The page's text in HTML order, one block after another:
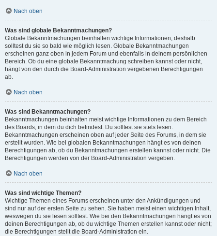
Nach oben
Was sind globale Bekanntmachungen?
Globale Bekanntmachungen beinhalten wichtige Informationen, deshalb
solltest du sie so bald wie möglich lesen. Globale Bekanntmachungen
erscheinen ganz oben in jedem Forum und ebenfalls in deinem persönlichen
Bereich. Ob du eine globale Bekanntmachung schreiben kannst oder nicht,
hängt von den durch die Board-Administration vergebenen Berechtigungen
ab.
Nach oben
Was sind Bekanntmachungen?
Bekanntmachungen beinhalten meist wichtige Informationen zu dem Bereich
des Boards, in dem du dich befindest. Du solltest sie stets lesen.
Bekanntmachungen erscheinen oben auf jeder Seite des Forums, in dem sie
erstellt wurden. Wie bei globalen Bekanntmachungen hängt es von deinen
Berechtigungen ab, ob du Bekanntmachungen erstellen kannst oder nicht. Die
Berechtigungen werden von der Board-Administration vergeben.
Nach oben
Was sind wichtige Themen?
Wichtige Themen eines Forums erscheinen unter den Ankündigungen und
sind nur auf der ersten Seite zu sehen. Sie haben meist einen wichtigen Inhalt,
weswegen du sie lesen solltest. Wie bei den Bekanntmachungen hängt es von
deinen Berechtigungen ab, ob du wichtige Themen erstellen kannst oder nicht;
die Berechtigungen stellt die Board-Administration ein.